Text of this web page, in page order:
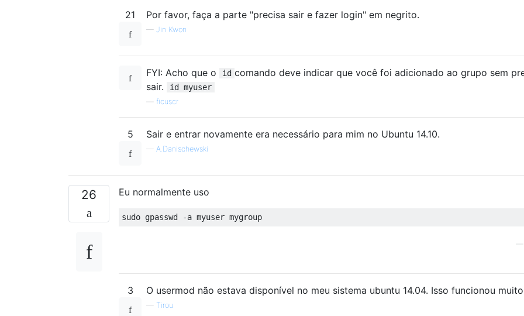
21 Por favor, faça a parte "precisa sair e fazer login" em negrito.
— Jin Kwon
FYI: Acho que o id comando deve indicar que você foi adicionado ao grupo sem
sair.
id myuser
ficuscr
5 Sair e entrar novamente era necessário para mim no Ubuntu 14.10.
— A.Danischewski
26 Eu normalmente uso
3 O usermod não estava disponível no meu sistema ubuntu 14.04. Isso funcionou
— Tirou